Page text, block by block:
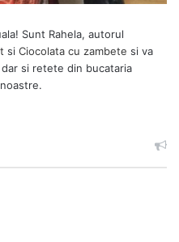
Sunt Rahela, autorul
si Ciocolata cu zambete si va
si retete din bucataria